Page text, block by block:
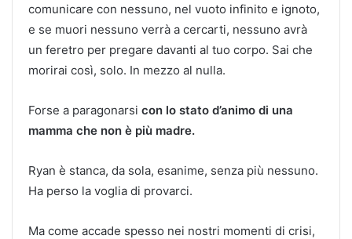
comunicare con nessuno, nel vuoto infinito e ignoto,
e se muori nessuno verrà a cercarti, nessuno avrà
un feretro per pregare davanti al tuo corpo. Sai che
morirai così, solo. In mezzo al nulla.
Forse a paragonarsi con lo stato d’animo di una
mamma che non è più madre.
Ryan è stanca, da sola, esanime, senza più nessuno.
Ha perso la voglia di provarci.
Ma come accade spesso nei nostri momenti di crisi,